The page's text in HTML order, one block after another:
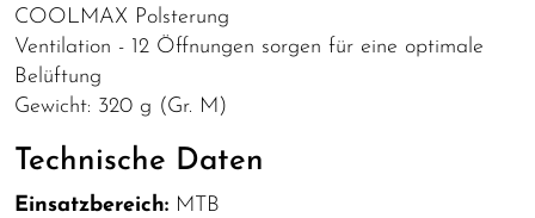
COOLMAX Polsterung
Ventilation - 12 Öffnungen sorgen für eine optimale
Belüftung
Gewicht: 320 g (Gr. M)
Technische Daten
Einsatzbereich: MTB